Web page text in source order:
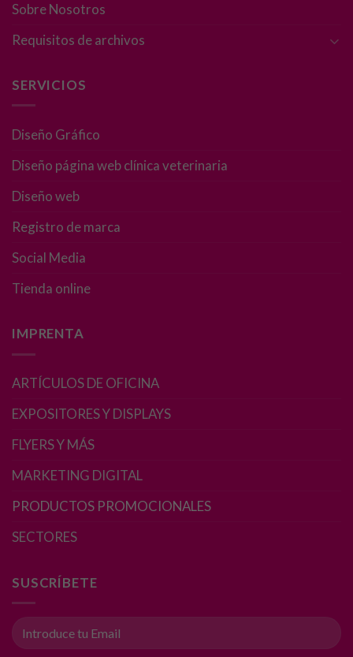
Sobre Nosotros
Requisitos de archivos
SERVICIOS
Diseño Gráfico
Diseño página web clínica veterinaria
Diseño web
Registro de marca
Social Media
Tienda online
IMPRENTA
ARTÍCULOS DE OFICINA
EXPOSITORES Y DISPLAYS
FLYERS Y MÁS
MARKETING DIGITAL
PRODUCTOS PROMOCIONALES
SECTORES
SUSCRÍBETE
mejorar la